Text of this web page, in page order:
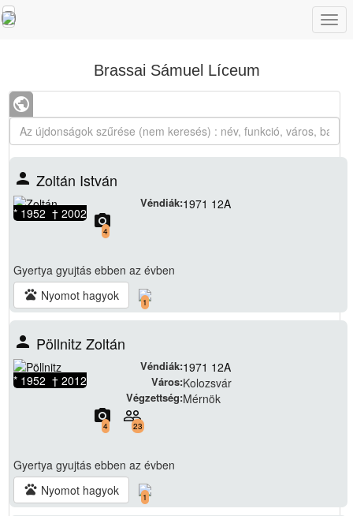
Brassai Sámuel Líceum
public
person Zoltán István
* 1952 † 2002
Véndiák:1971 12A
camera_alt
4
Gyertya gyujtás ebben az évben
pets Nyomot hagyok 1
person Pöllnitz Zoltán
* 1952 † 2012
Véndiák:1971 12A
Város:Kolozsvár
Végzettség:Mérnök
camera_alt
4
people_outline
23
Gyertya gyujtás ebben az évben
pets Nyomot hagyok 1